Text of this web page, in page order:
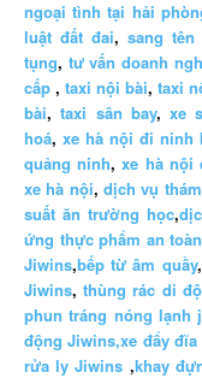
ngoại tình tại hải
luật đất đai, sang
tụng, tư vấn doanh
cấp , taxi nội bài, taxi
bài,taxi sân bay,xe
hoá, xe hà nội đi ninh
quảng ninh,xe hà nội
xe hà nội,dịch vụ
suất ăn trường học,
ứng thực phẩm an toàn
Jiwins,bếp từ âm quầy,
Jiwins,thùng rác di
phun tráng nóng lạnh
động Jiwins,xe đẩy
rửa ly Jiwins ,khay